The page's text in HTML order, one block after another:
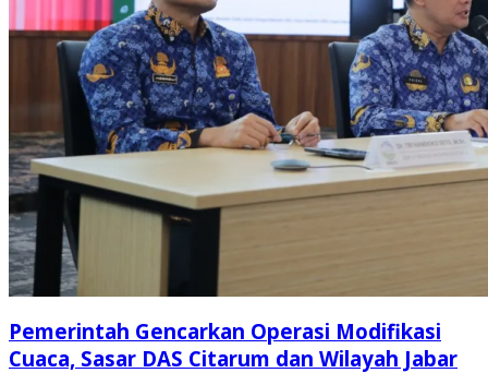
Pemerintah Gencarkan Operasi Modifikasi
Cuaca, Sasar DAS Citarum dan Wilayah Jabar